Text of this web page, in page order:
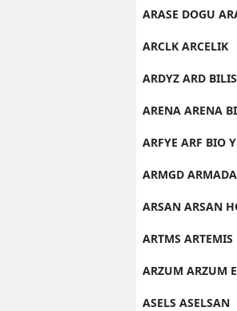
ARASE DOGU
ARCLK ARCELIK
ARDYZ ARD
ARENA ARENA
ARFYE ARF BIO
ARMGD
ARSAN ARSAN
ARTMS
ARZUM ARZUM
ASELS ASELSAN